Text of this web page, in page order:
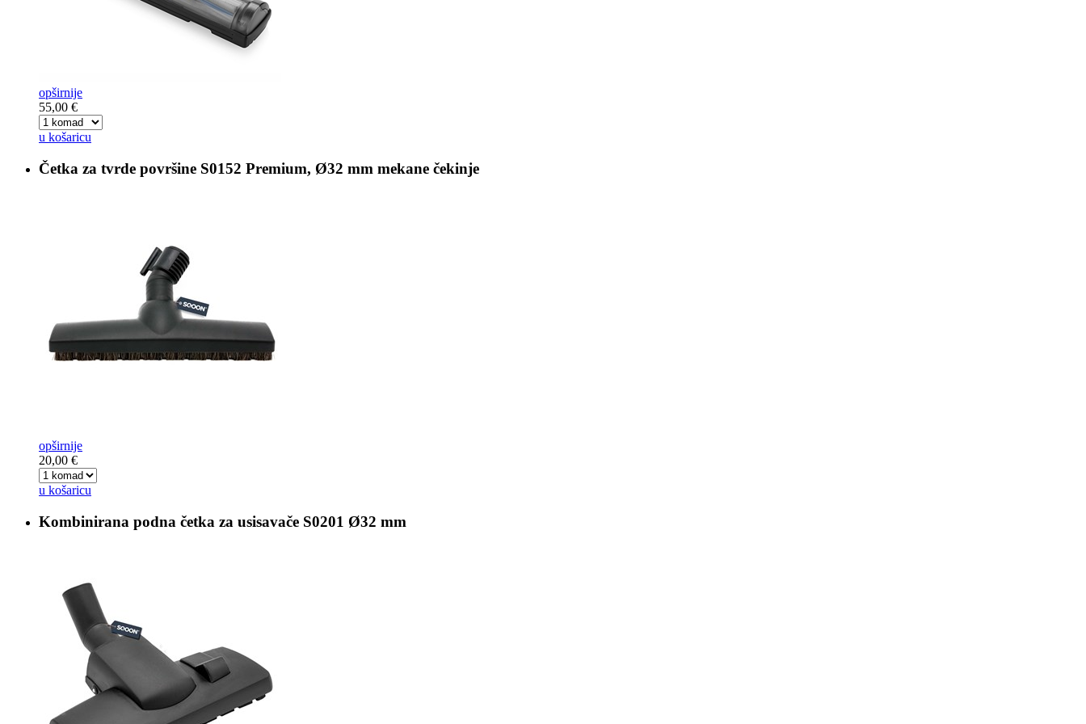
opširnije
55,00 €
u košaricu
Četka za tvrde površine S0152 Premium, Ø32 mm mekane čekinje
opširnije
20,00 €
u košaricu
Kombinirana podna četka za usisavače S0201 Ø32 mm